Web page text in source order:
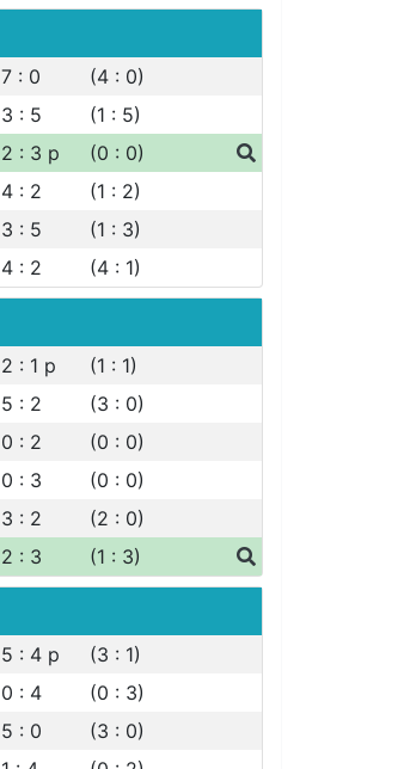
7 : 0
(4 : 0)
3 : 5
(1 : 5)
2 : 3 p
(0 : 0)
4 : 2
(1 : 2)
3 : 5
(1 : 3)
4 : 2 (4 : 1)
2 : 1 p
(1 : 1)
5 : 2
(3 : 0)
0 : 2
(0 : 0)
0 : 3
(0 : 0)
3 : 2
(2 : 0)
2 : 3 (1 : 3)
5 : 4 p
(3 : 1)
0 : 4
(0 : 3)
5 : 0
(3 : 0)